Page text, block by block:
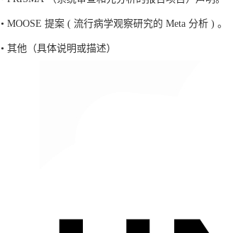
• MOOSE 提案 ( 流行病学观察研究的 Meta 分析 ) 。
• 其他（具体说明或描述）